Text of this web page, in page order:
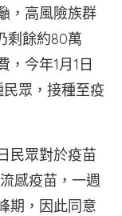
，高風險族群
剩餘約80萬
，今年1月1日
眾，接種至疫
民眾對於疫苗
感疫苗，一週
期，因此同意